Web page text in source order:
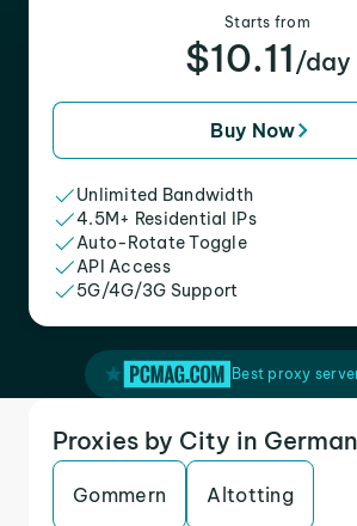
Starts from
$10.11 /day
Buy Now
Unlimited Bandwidth
4.5M+ Residential IPs
Auto-Rotate Toggle
API Access
5G/4G/3G Support
Best proxy
Proxies by City in
Gommern Altotting